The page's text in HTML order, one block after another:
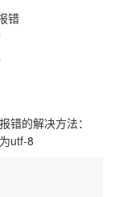
错
错的解决方法：
utf-8